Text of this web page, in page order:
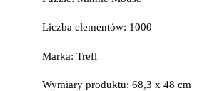
Liczba elementów: 1000
Marka: Trefl
Wymiary produktu: 68,3 x 48 cm